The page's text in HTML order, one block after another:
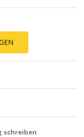
schreiben